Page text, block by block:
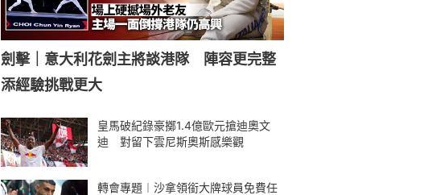
劍擊｜意大利花劍主將談港隊 陣容更完整
添經驗挑戰更大
皇馬破紀錄豪擲1.4億歐元搶迪奧文
迪 對留下雲尼斯奧斯感樂觀
轉會專題︱沙拿領銜大牌球員免費任